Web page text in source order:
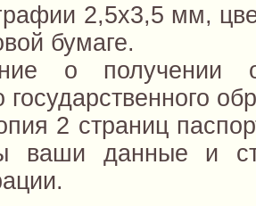
2,5х3,5 мм,
бумаге.
о получении
государственного
2 страниц
ваши данные и